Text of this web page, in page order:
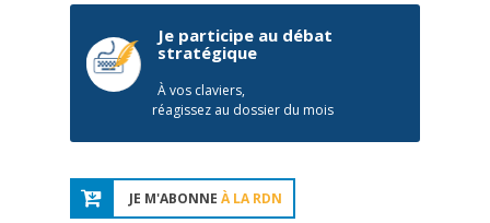
Je participe au débat
stratégique
À vos claviers,
réagissez au dossier du mois
JE M'ABONNE À LA RDN